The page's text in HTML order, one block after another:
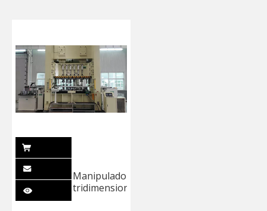
Manipulador
tridimensional